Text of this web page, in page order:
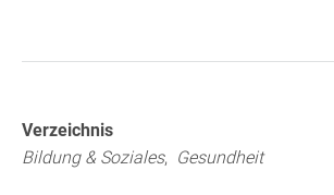
Verzeichnis
Bildung & Soziales, Gesundheit